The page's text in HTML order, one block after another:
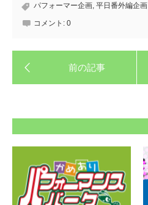
パフォーマー企画, 平日番外編企画
コメント: 0